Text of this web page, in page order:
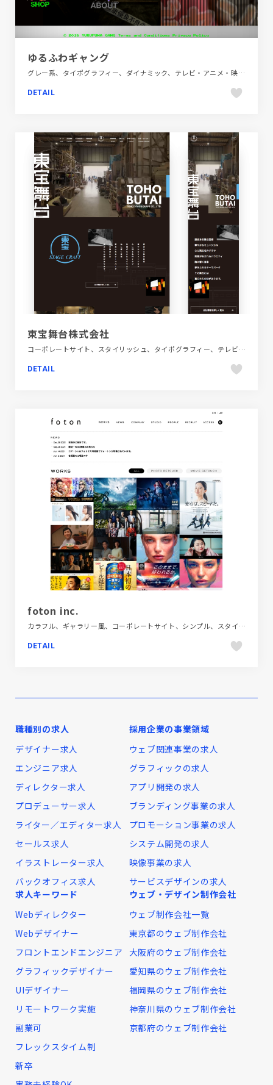
ゆるふわギャング
グレー系、タイポグラフィー、ダイナミック、テレビ・アニメ・映画・芸能、デザイン・アート・音楽・文芸、ブランド・サービスサイト、ポップ、モーション多め
DETAIL
東宝舞台株式会社
コーポレートサイト、スタイリッシュ、タイポグラフィー、テレビ・アニメ・映画・芸能、ブラック系 、動画が流れる
DETAIL
foton inc.
カラフル、ギャラリー風、コーポレートサイト、シンプル、スタイリッシュ、ダイナミック、デザイン・アート・音楽・文芸、ホワイト系、モーション多め、多言語対応、大きめ写真
DETAIL
職種別の求人
デザイナー求人
エンジニア求人
ディレクター求人
プロデューサー求人
ライター／エディター求人
セールス求人
イラストレーター求人
バックオフィス求人
採用企業の事業領域
ウェブ関連事業の求人
グラフィックの求人
アプリ開発の求人
ブランディング事業の求人
プロモーション事業の求人
システム開発の求人
映像事業の求人
サービスデザインの求人
求人キーワード
Webディレクター
Webデザイナー
フロントエンドエンジニア
グラフィックデザイナー
UIデザイナー
リモートワーク実施
副業可
フレックスタイム制
新卒
ウェブ・デザイン制作会社
ウェブ制作会社一覧
東京都のウェブ制作会社
大阪府のウェブ制作会社
愛知県のウェブ制作会社
福岡県のウェブ制作会社
神奈川県のウェブ制作会社
京都府のウェブ制作会社